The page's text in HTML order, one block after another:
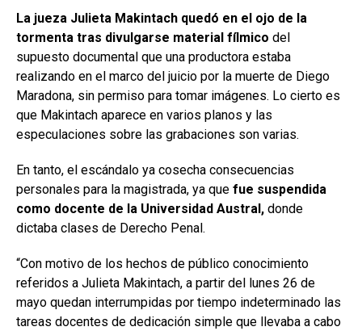
La jueza Julieta Makintach quedó en el ojo de la
tormenta tras divulgarse material fílmico del
supuesto documental que una productora estaba
realizando en el marco del juicio por la muerte de Diego
Maradona, sin permiso para tomar imágenes. Lo cierto es
que Makintach aparece en varios planos y las
especulaciones sobre las grabaciones son varias.
En tanto, el escándalo ya cosecha consecuencias
personales para la magistrada, ya que fue suspendida
como docente de la Universidad Austral, donde
dictaba clases de Derecho Penal.
“Con motivo de los hechos de público conocimiento
referidos a Julieta Makintach, a partir del lunes 26 de
mayo quedan interrumpidas por tiempo indeterminado las
tareas docentes de dedicación simple que llevaba a cabo